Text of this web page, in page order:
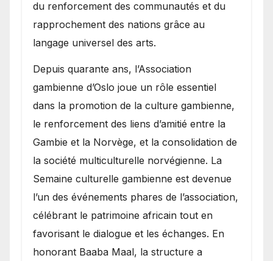
du renforcement des communautés et du
rapprochement des nations grâce au
langage universel des arts.
​Depuis quarante ans, l’Association
gambienne d’Oslo joue un rôle essentiel
dans la promotion de la culture gambienne,
le renforcement des liens d’amitié entre la
Gambie et la Norvège, et la consolidation de
la société multiculturelle norvégienne. La
Semaine culturelle gambienne est devenue
l’un des événements phares de l’association,
célébrant le patrimoine africain tout en
favorisant le dialogue et les échanges. En
honorant Baaba Maal, la structure a